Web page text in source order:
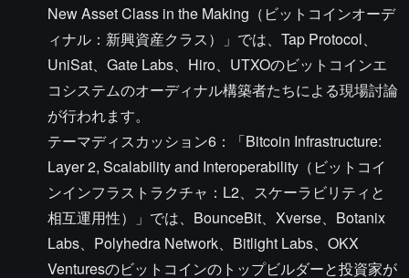
New Asset Class in the Making（ビットコインオーデ
ィナル：新興資産クラス）」では、Tap Protocol、
UniSat、Gate Labs、Hiro、UTXOのビットコインエ
コシステムのオーディナル構築者たちによる現場討論
が行われます。
テーマディスカッション6：「Bitcoin Infrastructure:
Layer 2, Scalability and Interoperability（ビットコイ
ンインフラストラクチャ：L2、スケーラビリティと
相互運用性）」では、BounceBit、Xverse、Botanix
Labs、Polyhedra Network、Bitlight Labs、OKX
Venturesのビットコインのトップビルダーと投資家が